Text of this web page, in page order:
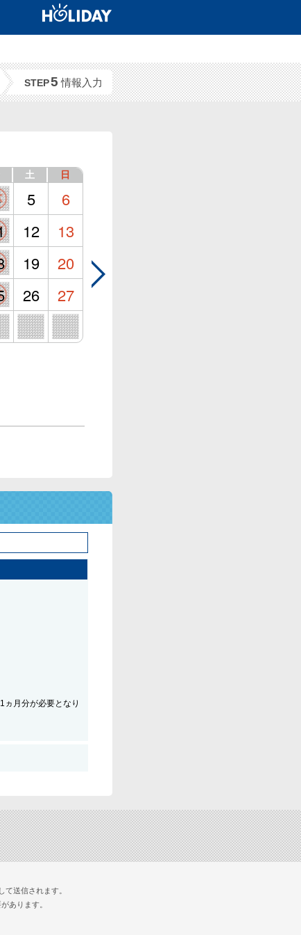
STEP5 情報入力
土 日
5
6
12
13
19
20
26
27
月分が必要となり
送信されます。
あります。